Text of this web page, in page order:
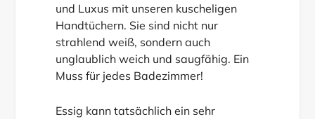
und Luxus mit unseren kuscheligen
Handtüchern. Sie sind nicht nur
strahlend weiß, sondern auch
unglaublich weich und saugfähig. Ein
Muss für jedes Badezimmer!
Essig kann tatsächlich ein sehr